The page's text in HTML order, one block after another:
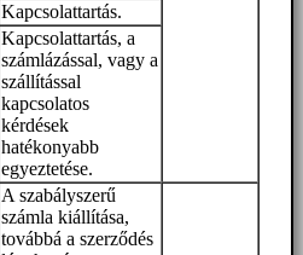
Kapcsolattartás.
Kapcsolattartás, a
számlázással, vagy a
szállítással
kapcsolatos
kérdések
hatékonyabb
egyeztetése.
A szabályszerű
számla kiállítása,
továbbá a szerződés